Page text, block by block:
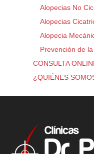
Alopecias No
Alopecias
Alopecia
Prevención de
CONSULTA
¿QUIÉNES